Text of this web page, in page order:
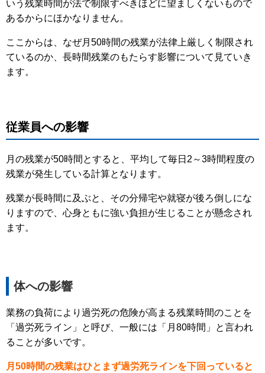
いう残業時間が法で制限すべきほどに望ましくないもので
あるからにほかなりません。
ここからは、なぜ月50時間の残業が法律上厳しく制限され
ているのか、長時間残業のもたらす影響について見ていき
ます。
従業員への影響
月の残業が50時間とすると、平均して毎日2～3時間程度の
残業が発生している計算となります。
残業が長時間に及ぶと、その分帰宅や就寝が後ろ倒しにな
りますので、心身ともに強い負担が生じることが懸念され
ます。
体への影響
業務の負荷により過労死の危険が高まる残業時間のことを
「過労死ライン」と呼び、一般には「月80時間」と言われ
ることが多いです。
月50時間の残業はひとまず過労死ラインを下回っていると